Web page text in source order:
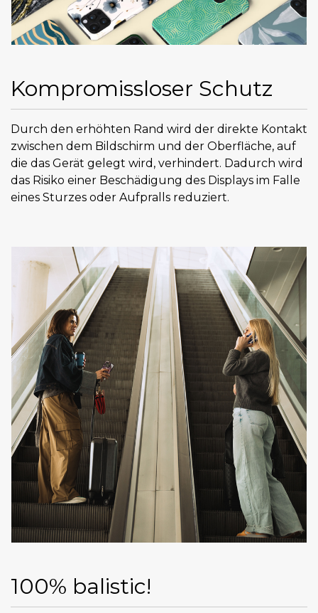
Kompromissloser Schutz
Durch den erhöhten Rand wird der direkte Kontakt
zwischen dem Bildschirm und der Oberfläche, auf
die das Gerät gelegt wird, verhindert. Dadurch wird
das Risiko einer Beschädigung des Displays im Falle
eines Sturzes oder Aufpralls reduziert.
100% balistic!